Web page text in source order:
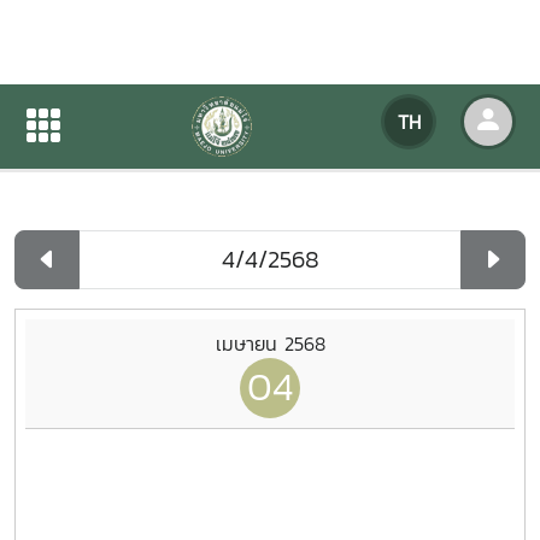
TH
ปฏิทินกิจกรรมของหน่วยงาน
ปฏิทินกิจกรรมของหน่วยงาน
เมษายน 2568
04